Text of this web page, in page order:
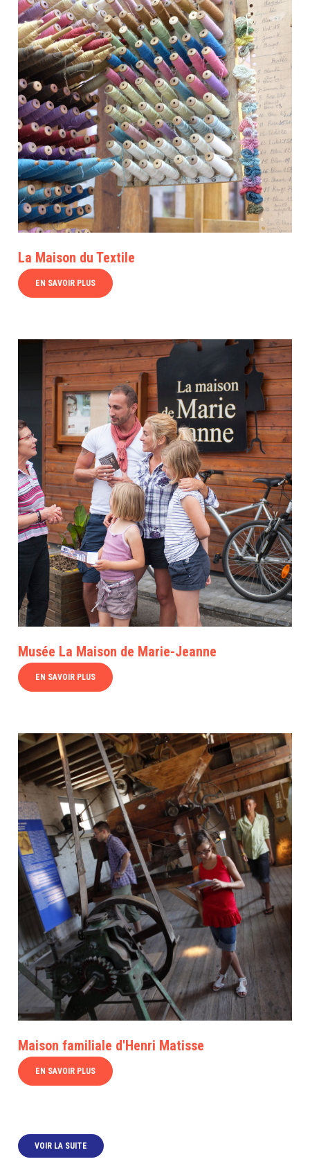
La Maison du Textile
EN SAVOIR PLUS
Musée La Maison de Marie-Jeanne
EN SAVOIR PLUS
Maison familiale d'Henri Matisse
EN SAVOIR PLUS
VOIR LA SUITE